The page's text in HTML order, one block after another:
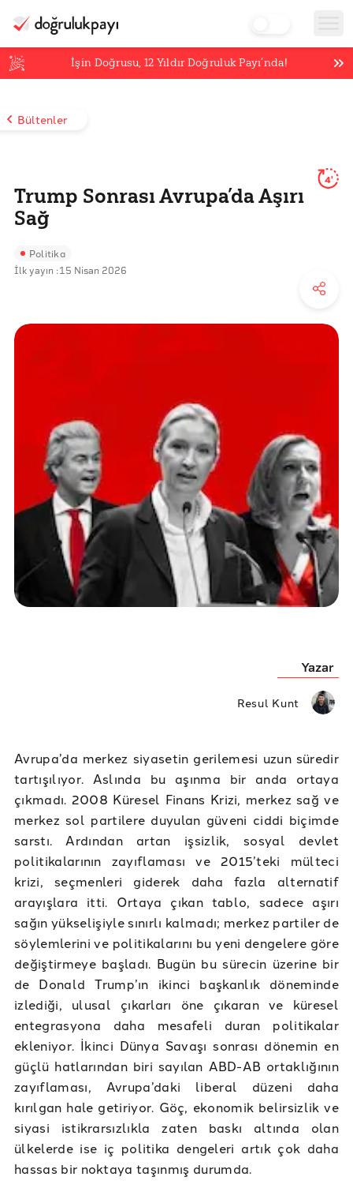
İşin Doğrusu,12 Yıldır Doğruluk Payı’nda!
Bültenler
Trump Sonrası Avrupa’da Aşırı
Sağ
4'
Politika
İlk yayın :15 Nisan 2026
Yazar
Resul Kunt
Avrupa’da merkez siyasetin gerilemesi uzun süredir
tartışılıyor. Aslında bu aşınma bir anda ortaya
çıkmadı. 2008 Küresel Finans Krizi, merkez sağ ve
merkez sol partilere duyulan güveni ciddi biçimde
sarstı. Ardından artan işsizlik, sosyal devlet
politikalarının zayıflaması ve 2015’teki mülteci
krizi, seçmenleri giderek daha fazla alternatif
arayışlara itti. Ortaya çıkan tablo, sadece aşırı
sağın yükselişiyle sınırlı kalmadı; merkez partiler de
söylemlerini ve politikalarını bu yeni dengelere göre
değiştirmeye başladı. Bugün bu sürecin üzerine bir
de Donald Trump’ın ikinci başkanlık döneminde
izlediği, ulusal çıkarları öne çıkaran ve küresel
entegrasyona daha mesafeli duran politikalar
ekleniyor. İkinci Dünya Savaşı sonrası dönemin en
güçlü hatlarından biri sayılan ABD-AB ortaklığının
zayıflaması, Avrupa’daki liberal düzeni daha
kırılgan hale getiriyor. Göç, ekonomik belirsizlik ve
siyasi istikrarsızlıkla zaten baskı altında olan
ülkelerde ise iç politika dengeleri artık çok daha
hassas bir noktaya taşınmış durumda.